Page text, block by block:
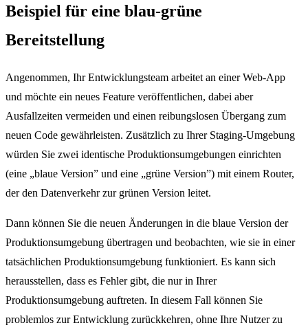
Beispiel für eine blau-grüne
Bereitstellung
Angenommen, Ihr Entwicklungsteam arbeitet an einer Web-App
und möchte ein neues Feature veröffentlichen, dabei aber
Ausfallzeiten vermeiden und einen reibungslosen Übergang zum
neuen Code gewährleisten. Zusätzlich zu Ihrer Staging-Umgebung
würden Sie zwei identische Produktionsumgebungen einrichten
(eine „blaue Version” und eine „grüne Version”) mit einem Router,
der den Datenverkehr zur grünen Version leitet.
Dann können Sie die neuen Änderungen in die blaue Version der
Produktionsumgebung übertragen und beobachten, wie sie in einer
tatsächlichen Produktionsumgebung funktioniert. Es kann sich
herausstellen, dass es Fehler gibt, die nur in Ihrer
Produktionsumgebung auftreten. In diesem Fall können Sie
problemlos zur Entwicklung zurückkehren, ohne Ihre Nutzer zu